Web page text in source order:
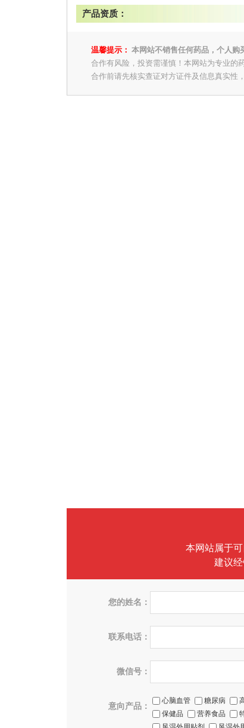
产品资质：
温馨提示： 本网站不销售任何药品，个人购
合作有风险，投资需谨慎！本网站为专业的
合作前请先核实查证对方证件及信息真实性
本网站属于
建议
您的姓名：
联系电话：
微信号：
意向产品：
心脑血管 糖尿病
保健品
营养食品